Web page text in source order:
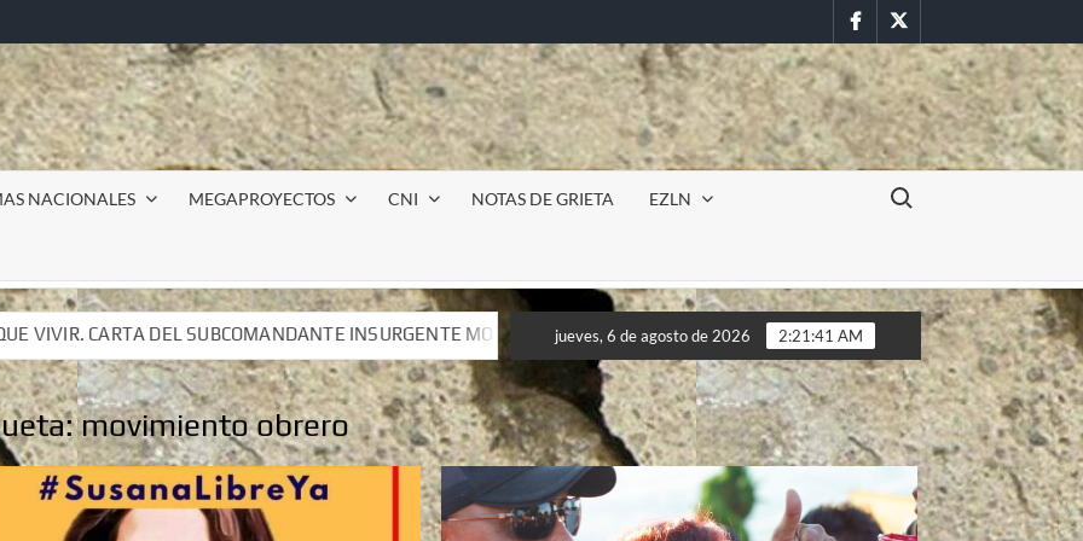
FacebookTwitter
NACIONALES MEGAPROYECTOS CNI NOTAS DE GRIETA EZLN
Buscar:
INSURGENTE MOISÉS A LUIS DE TAVIRA
Incursión militar en la UAEM (Morelos) durante paro estudiantil por
INSURGENTE MOISÉS A LUIS DE TAVIRA
Incursión militar en la UAEM (Morelos) durante paro estudiantil por
jueves, 6 de agosto de 2026 2:21:43 AM
movimiento obrero